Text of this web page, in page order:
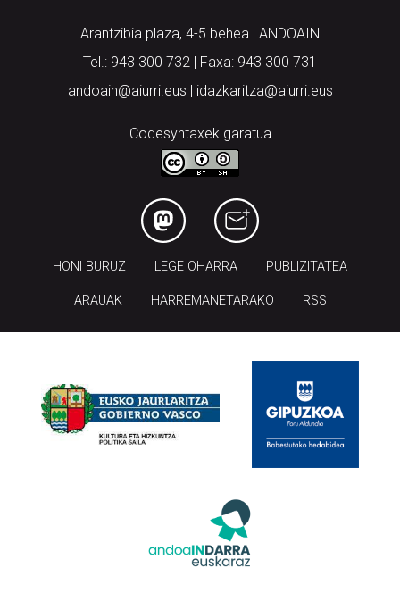
Arantzibia plaza, 4-5 behea | ANDOAIN
Tel.: 943 300 732 | Faxa: 943 300 731
andoain@aiurri.eus | idazkaritza@aiurri.eus
Codesyntaxek garatua
HONI BURUZ LEGE OHARRA PUBLIZITATEA
ARAUAK HARREMANETARAKO RSS